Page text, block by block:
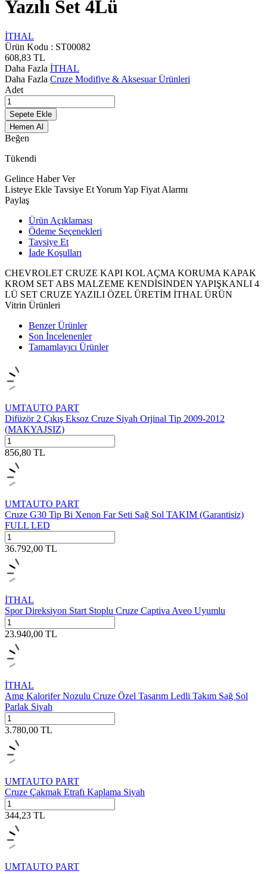
Yazılı Set 4Lü
İTHAL
Ürün Kodu : ST00082
608,83 TL
Daha Fazla İTHAL
Daha Fazla Cruze Modifiye & Aksesuar Ürünleri
Adet
Sepete Ekle
Hemen Al
Beğen
Tükendi
Gelince Haber Ver
Listeye Ekle Tavsiye EtYorum Yap Fiyat Alarmı
Paylaş
Ürün Açıklaması
Ödeme Seçenekleri
Tavsiye Et
İade Koşulları
CHEVROLET CRUZE KAPI KOL AÇMA KORUMA KAPAK
KROM SET ABS MALZEME KENDİSİNDEN YAPIŞKANLI 4
LÜ SET CRUZE YAZILI ÖZEL ÜRETİM İTHAL ÜRÜN
Vitrin Ürünleri
Benzer Ürünler
Son İncelenenler
Tamamlayıcı Ürünler
UMTAUTO PART
Difüzör 2 Çıkış Eksoz Cruze Siyah Orjinal Tip 2009-2012
(MAKYAJSIZ)
856,80 TL
UMTAUTO PART
Cruze G30 Tip Bi Xenon Far Seti Sağ Sol TAKIM (Garantisiz)
FULL LED
36.792,00 TL
İTHAL
Spor Direksiyon Start Stoplu Cruze Captiva Aveo Uyumlu
23.940,00 TL
İTHAL
Amg Kalorifer Nozulu Cruze Özel Tasarım Ledli Takım Sağ Sol
Parlak Siyah
3.780,00 TL
UMTAUTO PART
Cruze Çakmak Etrafı Kaplama Siyah
344,23 TL
UMTAUTO PART